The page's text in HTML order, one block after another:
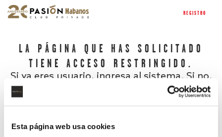
Esta página web usa cookies
REGISTRO
LA PÁGINA QUE HAS SOLICITADO
TIENE ACCESO RESTRINGIDO.
Si ya eres usuario, ingresa al sistema. Si no,